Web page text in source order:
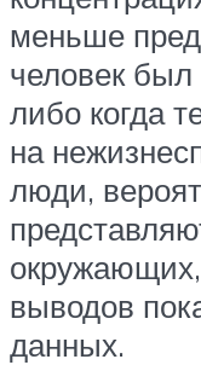
меньше
человек был
либо когда
на
люди,
выводов
данных.